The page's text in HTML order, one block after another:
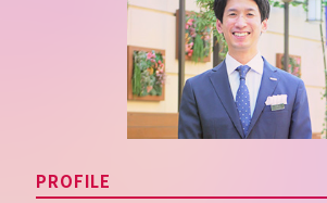
PROFILE